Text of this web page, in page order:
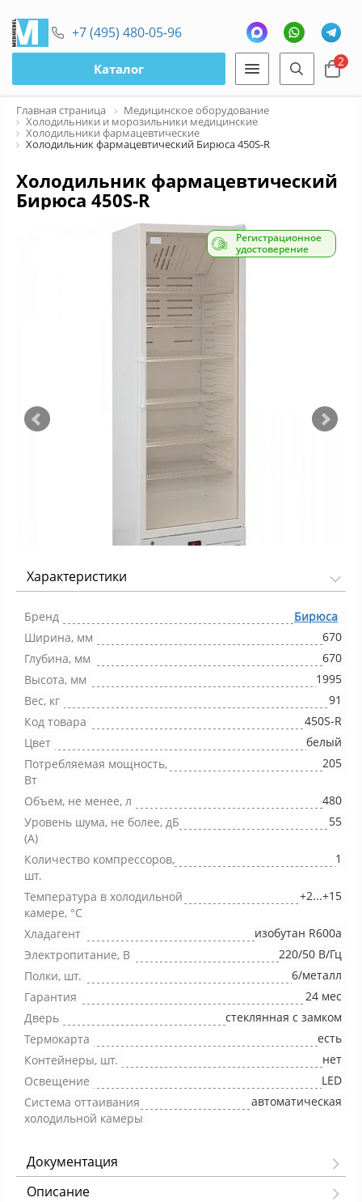
+7 (495) 480-05-96
Каталог 2
Главная страница Медицинское оборудование
Холодильники и морозильники медицинские
Холодильники фармацевтические
Холодильник фармацевтический Бирюса 450S-R
Холодильник фармацевтический
Бирюса 450S-R
Регистрационное
удостоверение
Характеристики
Бренд
Бирюса
Ширина, мм
670
Глубина, мм
670
Высота, мм
1995
Вес, кг
91
Код товара
450S-R
Цвет
белый
Потребляемая мощность,
Вт
205
Объем, не менее, л
480
Уровень шума, не более, дБ
(А)
55
Количество компрессоров,
шт.
1
Температура в холодильной
камере, °С
+2...+15
Хладагент
изобутан R600a
Электропитание, В
220/50 В/Гц
Полки, шт.
6/металл
Гарантия
24 мес
Дверь
стеклянная с замком
Термокарта
есть
Контейнеры, шт.
нет
Освещение
LED
Система оттаивания
холодильной камеры
автоматическая
Документация
Описание